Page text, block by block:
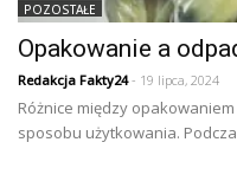
POZOSTAŁE
Opakowanie a
Redakcja Fakty24- 19 lipca, 2024
Różnice między
sposobu użytkowania.